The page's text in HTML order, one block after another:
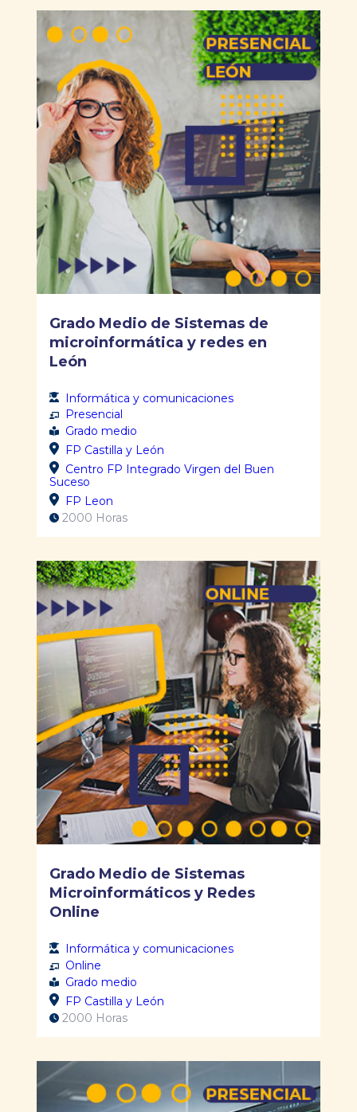
Grado Medio de Sistemas de
microinformática y redes en
León
Informática y comunicaciones
Presencial
Grado medio
FP Castilla y León
Centro FP Integrado Virgen del Buen
Suceso
FP Leon
2000 Horas
Grado Medio de Sistemas
Microinformáticos y Redes
Online
Informática y comunicaciones
Online
Grado medio
FP Castilla y León
2000 Horas